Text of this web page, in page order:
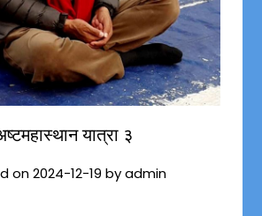
यात्रा ३
on2024-12-19 byadmin